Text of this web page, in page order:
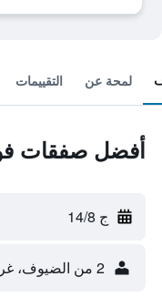
لمحة عن التقييمات
أفضل صفقات
ج 14/8
2 من الضيوف، غرفة واحدة